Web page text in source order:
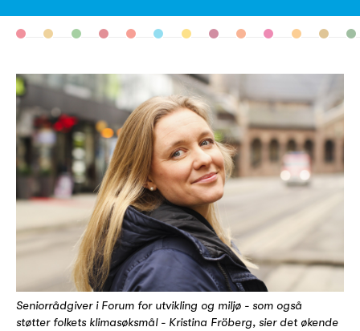
Seniorrådgiver i Forum for utvikling og miljø - som også
støtter folkets klimasøksmål - Kristina Fröberg, sier det økende